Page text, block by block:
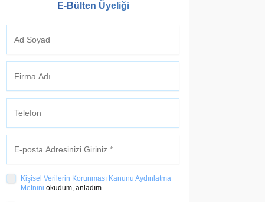
E-Bülten Üyeliği
Kişisel Verilerin Korunması Kanunu Aydınlatma
Metnini okudum, anladım.